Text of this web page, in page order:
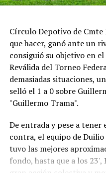
Círculo Depotivo de
que hacer, ganó ante un
consiguió su objetivo en
Reválida del Torneo
demasiadas situaciones,
selló el 1 a 0 sobre
"Guillermo Trama".
De entrada y pese a
contra, el equipo de
tuvo las mejores
fondo, hasta que a los